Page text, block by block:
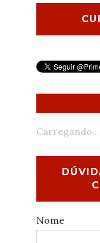
Carregando...
Nome